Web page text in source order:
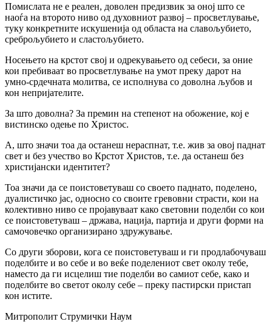
Помислата не е реален, доволен предизвик за оној што се
наоѓа на второто ниво од духовниот развој – просветлување,
туку конкретните искушенија од областа на славољубието,
среброљубието и сластољубието.
Носењето на крстот свој и одрекувањето од себеси, за оние
кои пребиваат во просветлување на умот преку дарот на
умно-срдечната молитва, се исполнува со доволна љубов и
кон непријателите.
За што доволна? За премин на степенот на обожение, кој е
вистинско одење по Христос.
А, што значи тоа да останеш нераспнат, т.е. жив за овој паднат
свет и без учество во Крстот Христов, т.е. да останеш без
христијански идентитет?
Тоа значи да се поистоветуваш со своето паднато, поделено,
дуалистичко јас, односно со своите гревовни страсти, кои на
колективно ниво се пројавуваат како световни поделби со кои
се поистоветуваш – држава, нација, партија и други форми на
самочовечко организирано здружување.
Со други зборови, кога се поистоветуваш и ги продлабочуваш
поделбите и во себе и во веќе поделениот свет околу тебе,
наместо да ги исцелиш тие поделби во самиот себе, како и
поделбите во светот околу себе – преку пастирски пристап
кон истите.
Митрополит Струмички Наум